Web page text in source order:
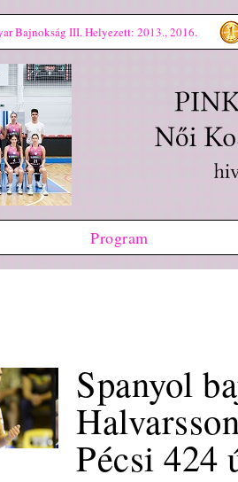
Bajnokság III. Helyezett: 2013., 2016.
Program
Spanyol
Pécsi 424